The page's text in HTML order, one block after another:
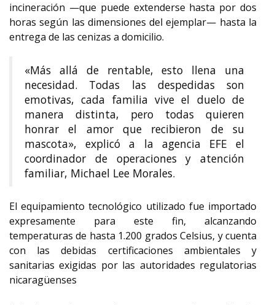
incineración —que puede extenderse hasta por dos
horas según las dimensiones del ejemplar— hasta la
entrega de las cenizas a domicilio.
«Más allá de rentable, esto llena una
necesidad. Todas las despedidas son
emotivas, cada familia vive el duelo de
manera distinta, pero todas quieren
honrar el amor que recibieron de su
mascota», explicó a la agencia EFE el
coordinador de operaciones y atención
familiar, Michael Lee Morales.
El equipamiento tecnológico utilizado fue importado
expresamente para este fin, alcanzando
temperaturas de hasta 1.200 grados Celsius, y cuenta
con las debidas certificaciones ambientales y
sanitarias exigidas por las autoridades regulatorias
nicaragüenses